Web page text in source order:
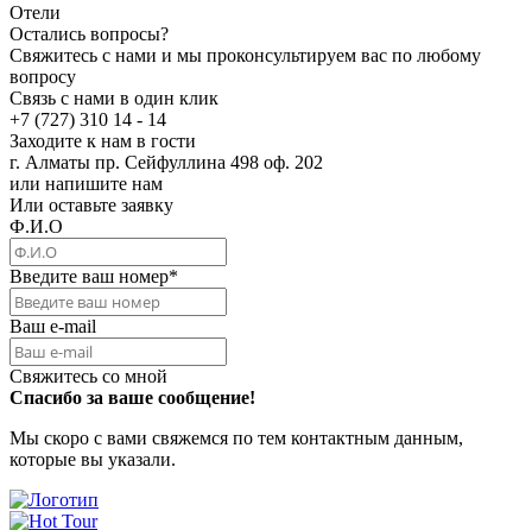
Отели
Остались вопросы?
Свяжитесь с нами и мы проконсультируем вас по любому
вопросу
Связь с нами в один клик
+7 (727) 310 14 - 14
Заходите к нам в гости
г. Алматы пр. Сейфуллина 498 оф. 202
или напишите нам
Или оставьте заявку
Ф.И.О
Введите ваш номер*
Ваш e-mail
Свяжитесь со мной
Спасибо за ваше сообщение!
Мы скоро с вами свяжемся по тем контактным данным,
которые вы указали.